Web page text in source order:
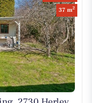
37 m2